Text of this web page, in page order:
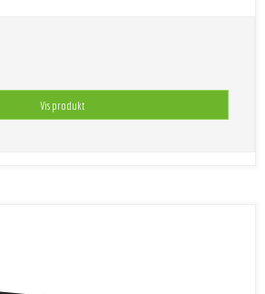
Vis produkt